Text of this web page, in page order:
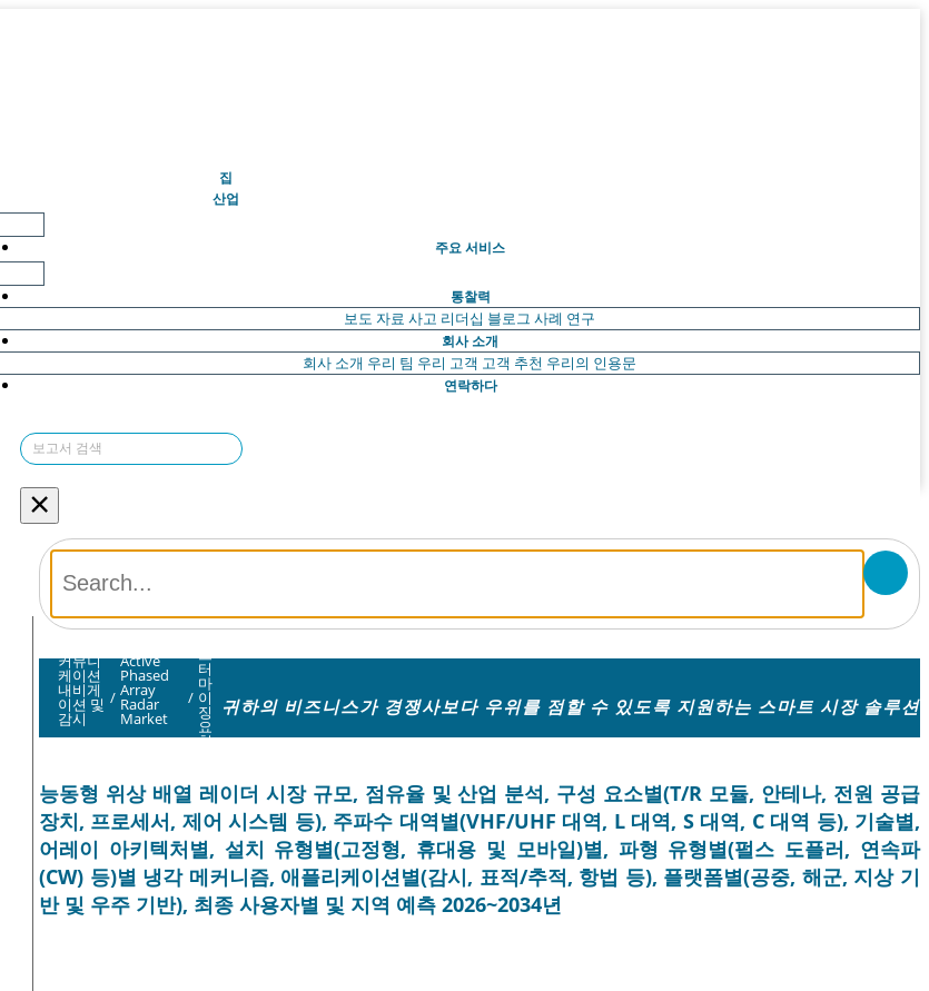
집(현재의)
산업
주요 서비스
통찰력
보도 자료 사고 리더십 블로그 사례 연구
회사 소개
회사 소개 우리 팀 우리 고객 고객 추천 우리의 인용문
연락하다
×
커뮤니
케이션
내비게
이션 및
감시
/
Active
Phased
Array
Radar
Market
/
스
터
마
이
징
요
청
귀하의 비즈니스가 경쟁사보다 우위를 점할 수 있도록 지원하는 스마트 시장 솔루션
능동형 위상 배열 레이더 시장 규모, 점유율 및 산업 분석, 구성 요소별(T/R 모듈, 안테나, 전원 공급
장치, 프로세서, 제어 시스템 등), 주파수 대역별(VHF/UHF 대역, L 대역, S 대역, C 대역 등), 기술별,
어레이 아키텍처별, 설치 유형별(고정형, 휴대용 및 모바일)별, 파형 유형별(펄스 도플러, 연속파
(CW) 등)별 냉각 메커니즘, 애플리케이션별(감시, 표적/추적, 항법 등), 플랫폼별(공중, 해군, 지상 기
반 및 우주 기반), 최종 사용자별 및 지역 예측 2026~2034년